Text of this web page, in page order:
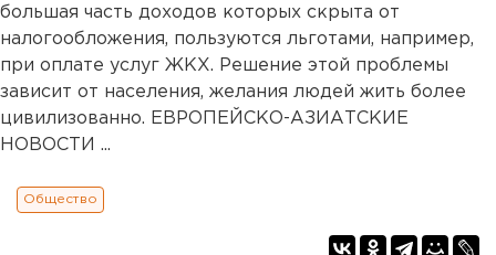
большая часть доходов которых скрыта от
налогообложения, пользуются льготами, например,
при оплате услуг ЖКХ. Решение этой проблемы
зависит от населения, желания людей жить более
цивилизованно. ЕВРОПЕЙСКО-АЗИАТСКИЕ
НОВОСТИ ...
Общество